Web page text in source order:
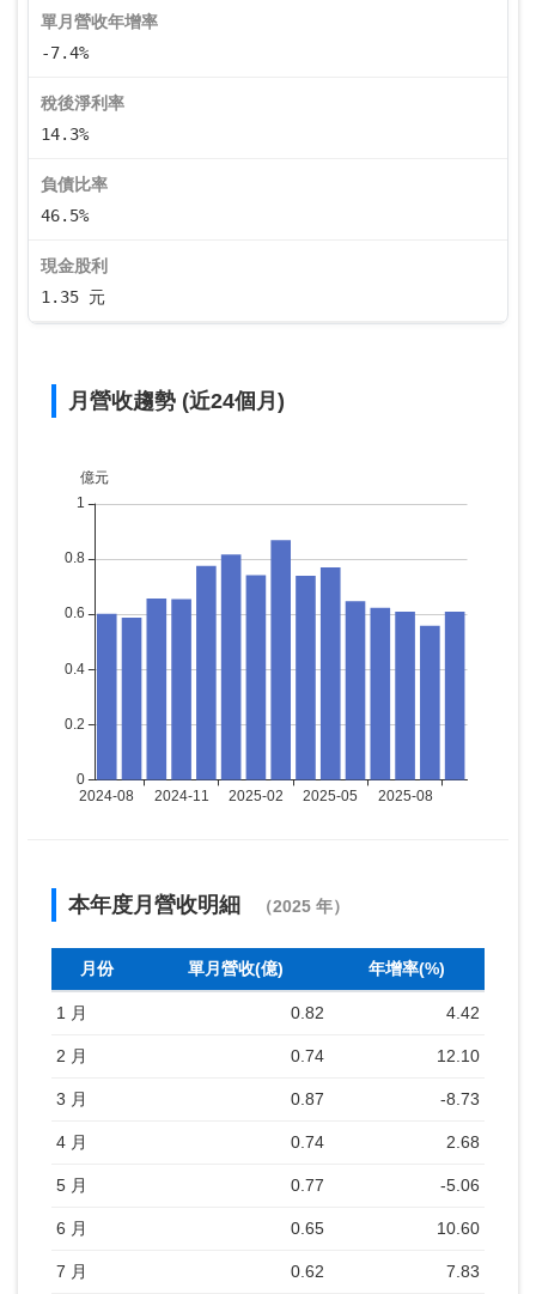
單月營收年增率
-7.4%
稅後淨利率
14.3%
負債比率
46.5%
現金股利
1.35 元
月營收趨勢 (近24個月)
本年度月營收明細 （2025 年）
月份 單月營收(億) 年增率(%)
1 月 0.82 4.42
2 月 0.74 12.10
3 月 0.87 -8.73
4 月 0.74 2.68
5 月 0.77 -5.06
6 月 0.65 10.60
7 月 0.62 7.83